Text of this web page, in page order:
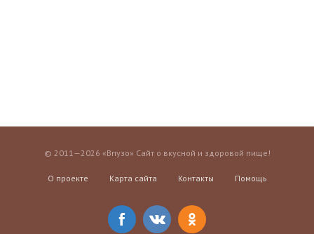
© 2011—2026 «Впузо» Сайт о вкусной и здоровой пище!
О проекте Карта сайта Контакты Помощь